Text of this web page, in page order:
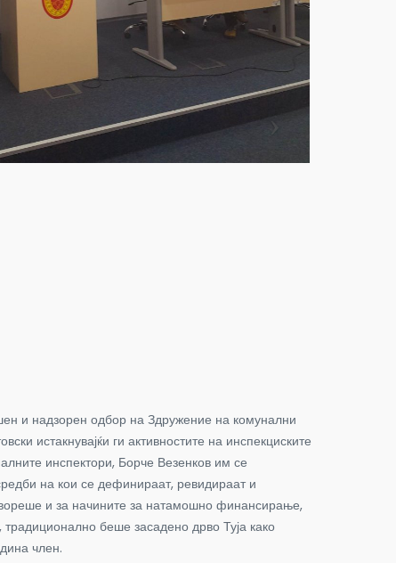
и надзорен одбор на Здружение на комунални
истакнувајќи ги активностите на инспекциските
инспектори, Борче Везенков им се
на кои се дефинираат, ревидираат и
и за начините за натамошно финансирање,
беше засадено дрво Туја како
член.